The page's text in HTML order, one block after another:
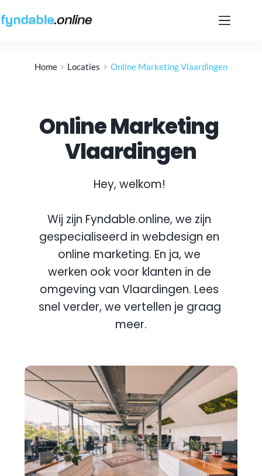
naar
de
Home Locaties Online Marketing Vlaardingen
Online Marketing
Vlaardingen
Hey, welkom!
Wij zijn Fyndable.online, we zijn
gespecialiseerd in webdesign en
online marketing. En ja, we
werken ook voor klanten in de
omgeving van Vlaardingen. Lees
snel verder, we vertellen je graag
meer.